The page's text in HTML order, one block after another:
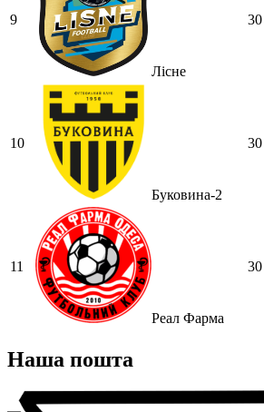
9
Лісне
30
10
Буковина-2
30
11
Реал Фарма
30
Наша пошта